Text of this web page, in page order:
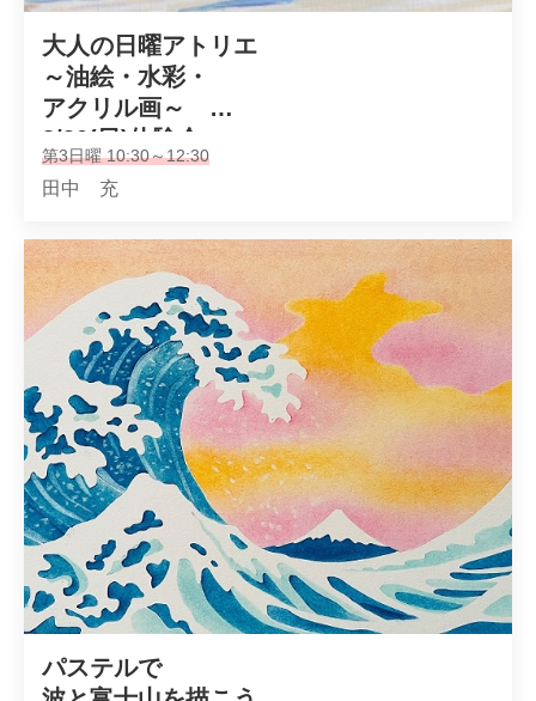
大人の日曜アトリエ
～油絵・水彩・
アクリル画～
8/30(日)体験会
第3日曜 10:30～12:30
田中 充
パステルで